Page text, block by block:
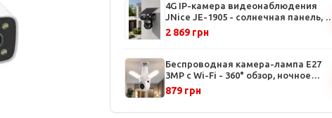
4G IP-камера видеонаблюдения
JNice JE-1905 - солнечная панель, 6
МП, панорамный обзор 355°,
цветная ночная съемка, защита IP66
2 869 грн
Беспроводная камера-лампа E27
3MP с Wi-Fi - 360° обзор, ночное
видение, датчик движения, V380
879 грн